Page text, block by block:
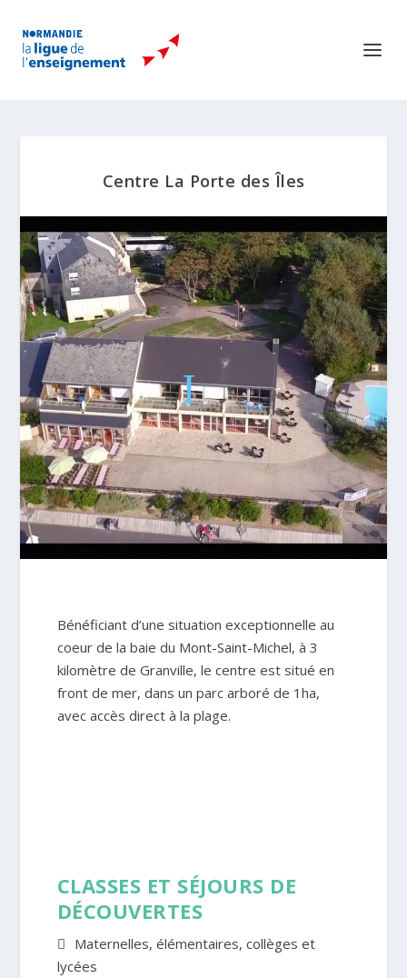
Centre La Porte des Îles
Bénéficiant d’une situation exceptionnelle au
coeur de la baie du Mont-Saint-Michel, à 3
kilomètre de Granville, le centre est situé en
front de mer, dans un parc arboré de 1ha,
avec accès direct à la plage.
CLASSES ET SÉJOURS DE
DÉCOUVERTES
Maternelles, élémentaires, collèges et
lycées